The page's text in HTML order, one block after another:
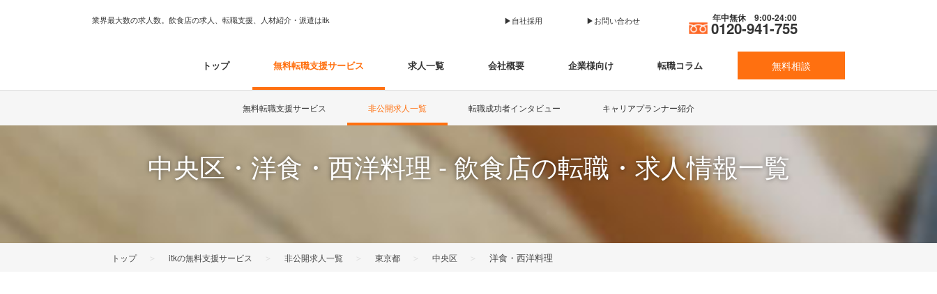
業界最大数の求人数。飲食店の求人、転職支援、人材紹介・派遣はitk ▶︎自社採用 ▶︎お問い合わせ 年中無休 9:00-24:00
0120-941-755
トップ 無料転職支援サービス 求人一覧 会社概要 企業様向け 転職コラム 無料相談
無料転職支援サービス 非公開求人一覧 転職成功者インタビュー キャリアプランナー紹介
中央区・洋食・西洋料理 - 飲食店の転職・求人情報一覧
トップ itkの無料支援サービス 非公開求人一覧 東京都 中央区 洋食・西洋料理